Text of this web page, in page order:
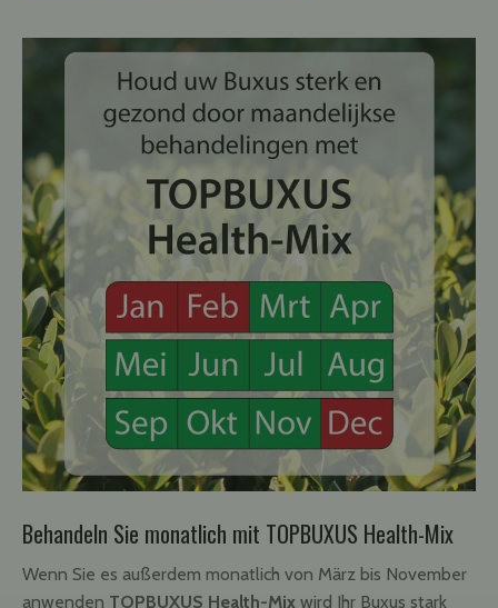
Behandeln Sie monatlich mit TOPBUXUS Health-Mix
Wenn Sie es außerdem monatlich von März bis November
anwenden TOPBUXUS Health-Mix wird Ihr Buxus stark